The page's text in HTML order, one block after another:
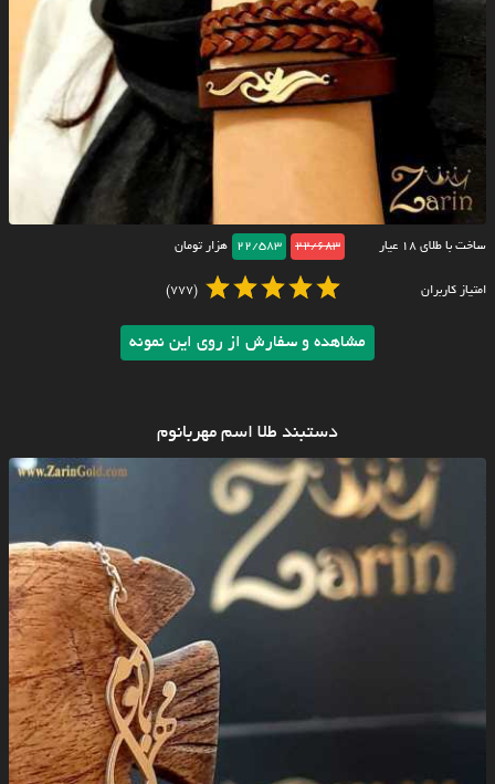
ساخت با طلای ۱۸ عیار 22/683
22/583 هزار تومان
امتیاز کاربران (777)
مشاهده و سفارش از روی این نمونه
دستبند طلا اسم مهربانوم